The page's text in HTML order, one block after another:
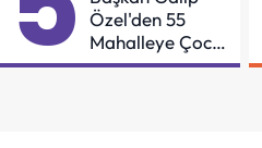
Özel'den 55
Mahalleye Çocuk
Şenliği